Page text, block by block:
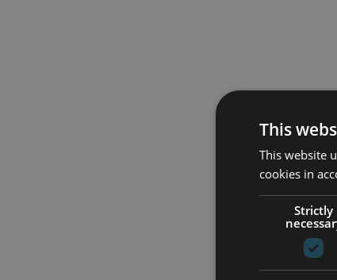
This
This website
cookies in
Strictly